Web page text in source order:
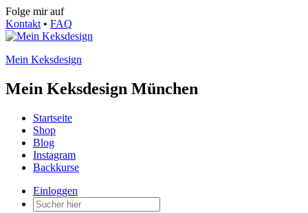
Folge mir auf
Kontakt • FAQ
Mein Keksdesign
Mein Keksdesign München
Startseite
Shop
Blog
Instagram
Backkurse
Einloggen